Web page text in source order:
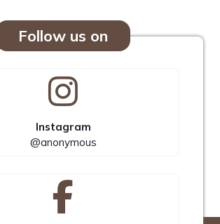
Follow us on
Instagram
@anonymous